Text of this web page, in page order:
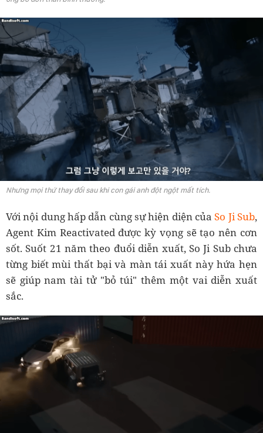
Nhưng mọi thứ thay đổi sau khi con gái anh đột ngột mất tích.
Với nội dung hấp dẫn cùng sự hiện diện củaSo Ji Sub,
Agent Kim Reactivated được kỳ vọng sẽ tạo nên cơn
sốt. Suốt 21 năm theo đuổi diễn xuất, So Ji Sub chưa
từng biết mùi thất bại và màn tái xuất này hứa hẹn
sẽ giúp nam tài tử "bỏ túi" thêm một vai diễn xuất
sắc.